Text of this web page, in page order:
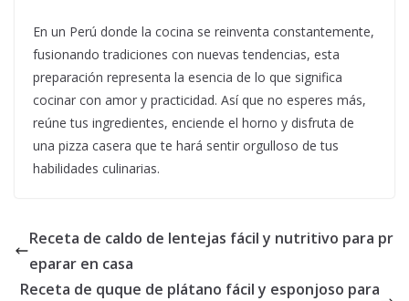
En un Perú donde la cocina se reinventa constantemente,
fusionando tradiciones con nuevas tendencias, esta
preparación representa la esencia de lo que significa
cocinar con amor y practicidad. Así que no esperes más,
reúne tus ingredientes, enciende el horno y disfruta de
una pizza casera que te hará sentir orgulloso de tus
habilidades culinarias.
Receta de caldo de lentejas fácil y nutritivo para pr
eparar en casa
Receta de quque de plátano fácil y esponjoso para